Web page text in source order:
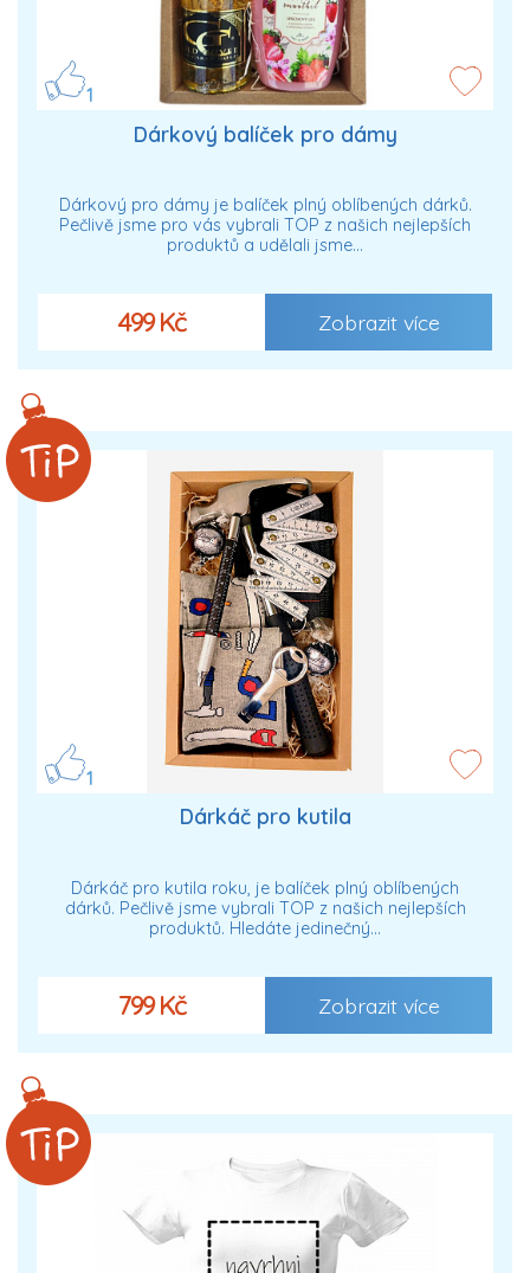
1
Dárkový balíček pro dámy
Dárkový pro dámy je balíček plný oblíbených dárků.
Pečlivě jsme pro vás vybrali TOP z našich nejlepších
produktů a udělali jsme…
499 Kč Zobrazit více
1
Dárkáč pro kutila
Dárkáč pro kutila roku, je balíček plný oblíbených
dárků. Pečlivě jsme vybrali TOP z našich nejlepších
produktů. Hledáte jedinečný…
799 Kč Zobrazit více